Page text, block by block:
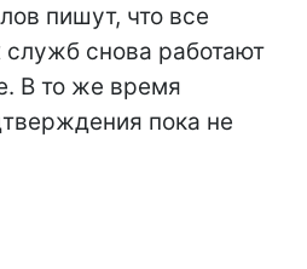
пишут, что все
служб снова работают
В то же время
пока не